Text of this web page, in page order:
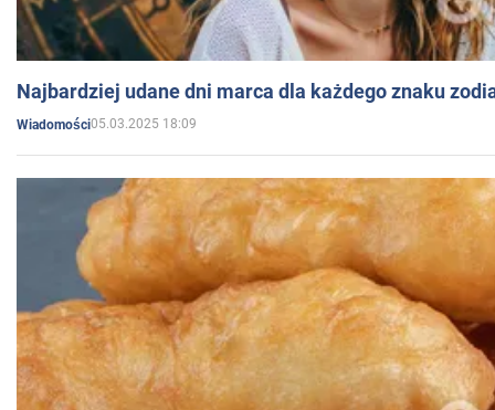
Najbardziej udane dni marca dla każdego znaku
Wiadomości05.03.2025 18:09